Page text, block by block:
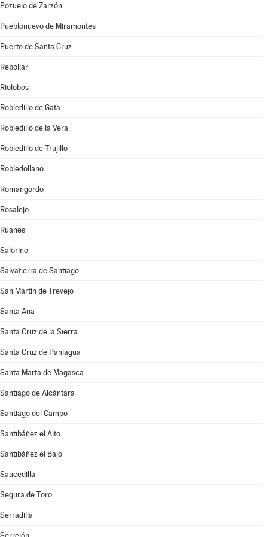
Pozuelo de Zarzón
Pueblonuevo de Miramontes
Puerto de Santa Cruz
Rebollar
Riolobos
Robledillo de Gata
Robledillo de la Vera
Robledillo de Trujillo
Robledollano
Romangordo
Rosalejo
Ruanes
Salorino
Salvatierra de Santiago
San Martín de Trevejo
Santa Ana
Santa Cruz de la Sierra
Santa Cruz de Paniagua
Santa Marta de Magasca
Santiago de Alcántara
Santiago del Campo
Santibáñez el Alto
Santibáñez el Bajo
Saucedilla
Segura de Toro
Serradilla